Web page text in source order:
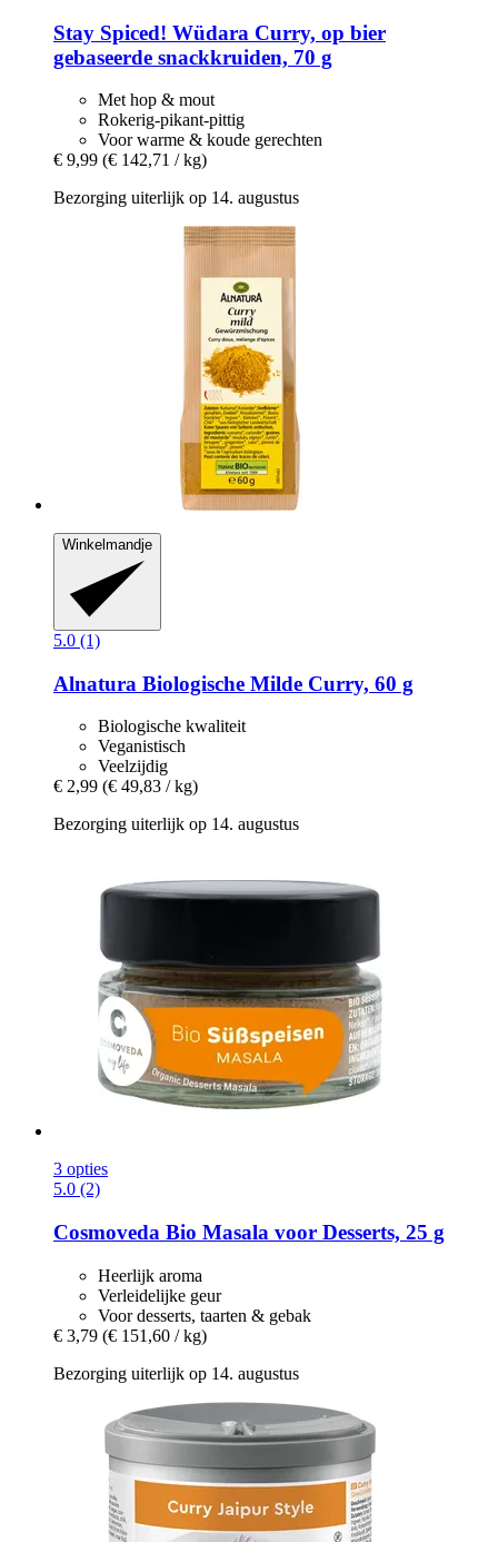
Stay Spiced! Wüdara Curry, op bier
gebaseerde snackkruiden, 70 g
Met hop & mout
Rokerig-pikant-pittig
Voor warme & koude gerechten
€ 9,99 (€ 142,71 / kg)
Bezorging uiterlijk op 14. augustus
Winkelmandje
5.0 (1)
Alnatura Biologische Milde Curry, 60 g
Biologische kwaliteit
Veganistisch
Veelzijdig
€ 2,99 (€ 49,83 / kg)
Bezorging uiterlijk op 14. augustus
3 opties
5.0 (2)
Cosmoveda Bio Masala voor Desserts, 25 g
Heerlijk aroma
Verleidelijke geur
Voor desserts, taarten & gebak
€ 3,79 (€ 151,60 / kg)
Bezorging uiterlijk op 14. augustus